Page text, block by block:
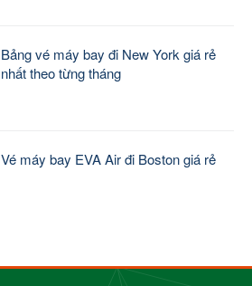
Bảng vé máy bay đi New York giá rẻ
nhất theo từng tháng
Vé máy bay EVA Air đi Boston giá rẻ